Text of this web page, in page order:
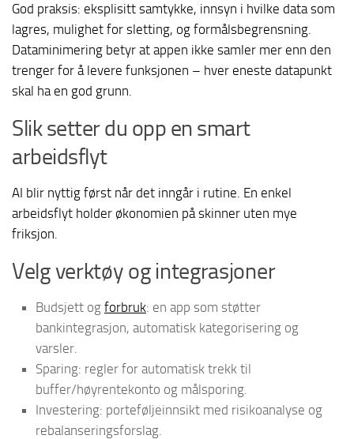
God praksis: eksplisitt samtykke, innsyn i hvilke data som
lagres, mulighet for sletting, og formålsbegrensning.
Dataminimering betyr at appen ikke samler mer enn den
trenger for å levere funksjonen – hver eneste datapunkt
skal ha en god grunn.
Slik setter du opp en smart
arbeidsflyt
AI blir nyttig først når det inngår i rutine. En enkel
arbeidsflyt holder økonomien på skinner uten mye
friksjon.
Velg verktøy og integrasjoner
Budsjett og forbruk: en app som støtter
bankintegrasjon, automatisk kategorisering og
varsler.
Sparing: regler for automatisk trekk til
buffer/høyrentekonto og målsporing.
Investering: porteføljeinnsikt med risikoanalyse og
rebalanseringsforslag.